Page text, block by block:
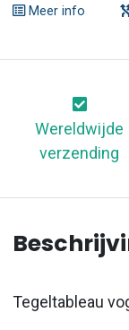
Meer info
Wereldwijde
verzending
Tegeltableau